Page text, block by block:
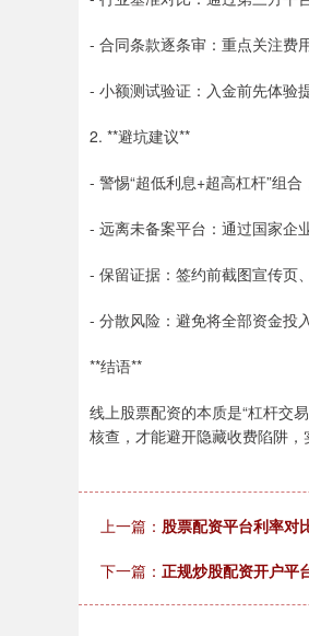
- 合同条款逐条审：重点关注费
- 小额测试验证：入金前先体验
2. **避坑建议**
- 警惕“超低利息+超高杠杆”组
- 远离未备案平台：通过国家企
- 保留证据：签约前截图宣传页
- 分散风险：避免将全部资金投
**结语**
线上股票配资的本质是“杠杆交
核查，才能避开隐藏收费陷阱，
上一篇： 股票配资平台利率对
下一篇： 正规炒股配资开户平